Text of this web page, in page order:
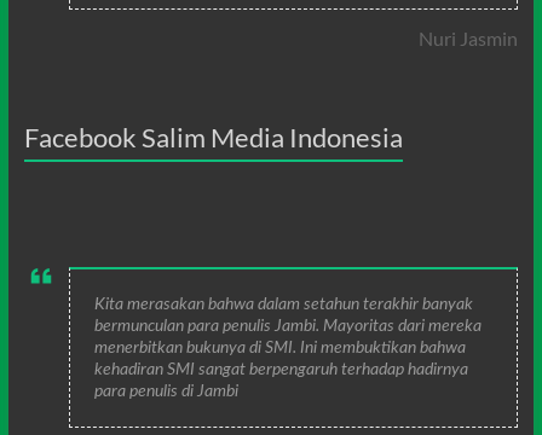
Nuri Jasmin
Facebook Salim Media Indonesia
Kita merasakan bahwa dalam setahun terakhir banyak
bermunculan para penulis Jambi. Mayoritas dari mereka
menerbitkan bukunya di SMI. Ini membuktikan bahwa
kehadiran SMI sangat berpengaruh terhadap hadirnya
para penulis di Jambi